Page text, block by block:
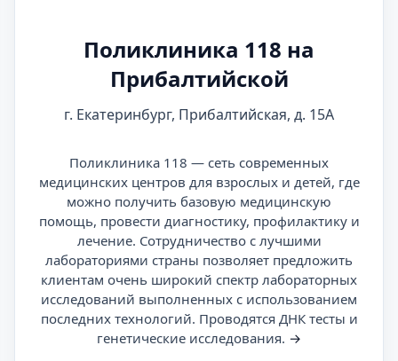
Поликлиника 118 на
Прибалтийской
г. Екатеринбург, Прибалтийская, д. 15А
Поликлиника 118 — сеть современных
медицинских центров для взрослых и детей, где
можно получить базовую медицинскую
помощь, провести диагностику, профилактику и
лечение. Сотрудничество с лучшими
лабораториями страны позволяет предложить
клиентам очень широкий спектр лабораторных
исследований выполненных с использованием
последних технологий. Проводятся ДНК тесты и
генетические исследования. →